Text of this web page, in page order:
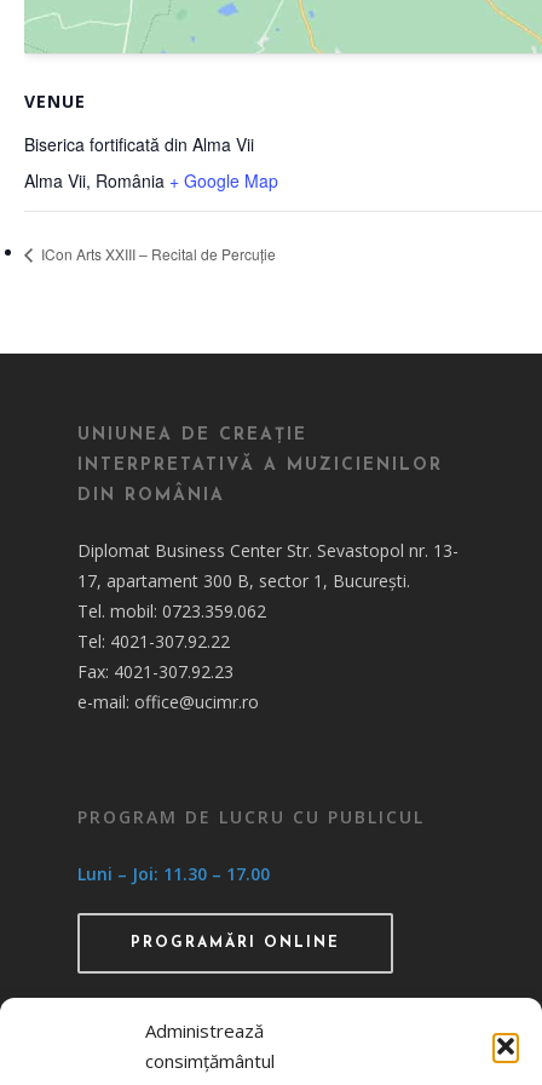
Administrează
consimțământul
VENUE
Biserica fortificată din Alma Vii
Alma Vii, România + Google Map
ICon Arts XXIII – Recital de Percuție
UNIUNEA DE CREAȚIE
INTERPRETATIVĂ A MUZICIENILOR
DIN ROMÂNIA
Diplomat Business Center Str. Sevastopol nr. 13-
17, apartament 300 B, sector 1, București.
Tel. mobil: 0723.359.062
Tel: 4021-307.92.22
Fax: 4021-307.92.23
e-mail: office@ucimr.ro
PROGRAM DE LUCRU CU PUBLICUL
Luni – Joi: 11.30 – 17.00
PROGRAMĂRI ONLINE